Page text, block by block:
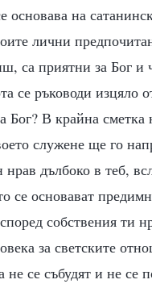
на
лични
са приятни за Бог и
се ръководи изцяло
Бог? В крайна сметка
служене ще го
дълбоко в теб,
се основават
собствения ти
за светските
се събудят и не се